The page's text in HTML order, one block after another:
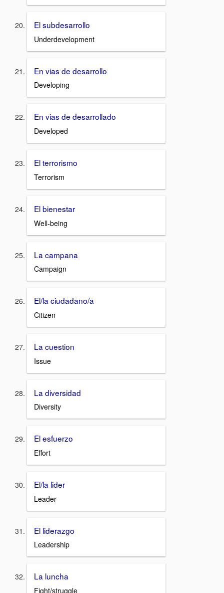
El subdesarrollo
Underdevelopment
En vias de desarrollo
Developing
En vias de desarrollado
Developed
El terrorismo
Terrorism
El bienestar
Well-being
La campana
Campaign
El/la ciudadano/a
Citizen
La cuestion
Issue
La diversidad
Diversity
El esfuerzo
Effort
El/la lider
Leader
El liderazgo
Leadership
La luncha
Fight/struggle